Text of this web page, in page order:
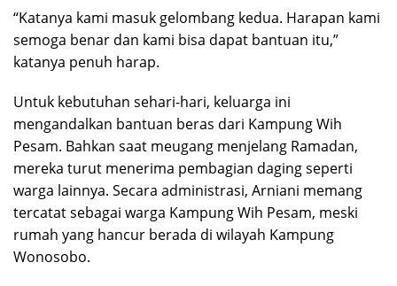
“Katanya kami masuk gelombang kedua. Harapan kami
semoga benar dan kami bisa dapat bantuan itu,”
katanya penuh harap.
Untuk kebutuhan sehari-hari, keluarga ini
mengandalkan bantuan beras dari Kampung Wih
Pesam. Bahkan saat meugang menjelang Ramadan,
mereka turut menerima pembagian daging seperti
warga lainnya. Secara administrasi, Arniani memang
tercatat sebagai warga Kampung Wih Pesam, meski
rumah yang hancur berada di wilayah Kampung
Wonosobo.